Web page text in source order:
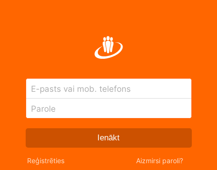
E-pasts vai mob. telefons
Parole
Ienākt
Reģistrēties Aizmirsi paroli?